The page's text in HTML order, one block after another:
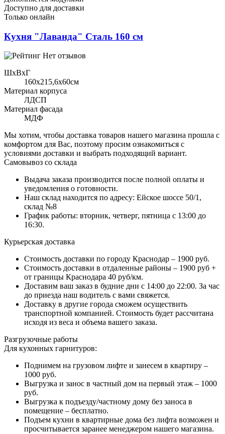
Доступно для доставки
Только онлайн
Кухня "Лаванда" Сталь 160 см
Нет отзывов
ШхВхГ
160x215,6х60см
Материал корпуса
ЛДСП
Материал фасада
МДФ
Мы хотим, чтобы доставка товаров нашего магазина прошла с
комфортом для Вас, поэтому просим ознакомиться с
условиями доставки и выбрать подходящий вариант.
Самовывоз со склада
Выдача заказа производится после полной оплаты и
уведомления о готовности.
Наш склад находится по адресу: Ейское шоссе 50/1,
склад №8
График работы: вторник, четверг, пятница с 13:00 до
16:30.
Курьерская доставка
Стоимость доставки по городу Краснодар – 1900 руб.
Стоимость доставки в отдаленные районы – 1900 руб +
от границы Краснодара 40 руб/км.
Доставим ваш заказ в будние дни с 14:00 до 22:00. За час
до приезда наш водитель с вами свяжется.
Доставку в другие города сможем осуществить
транспортной компанией. Стоимость будет рассчитана
исходя из веса и объема вашего заказа.
Разгрузочные работы
Для кухонных гарнитуров:
Поднимем на грузовом лифте и занесем в квартиру –
1000 руб.
Выгрузка и занос в частный дом на первый этаж – 1000
руб.
Выгрузка к подъезду/частному дому без заноса в
помещение – бесплатно.
Подъем кухни в квартирные дома без лифта возможен и
просчитывается заранее менеджером нашего магазина.